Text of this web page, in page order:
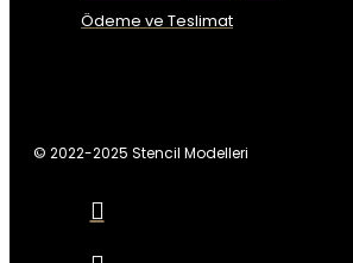
Ödeme ve Teslimat
© 2022-2025 Stencil Modelleri